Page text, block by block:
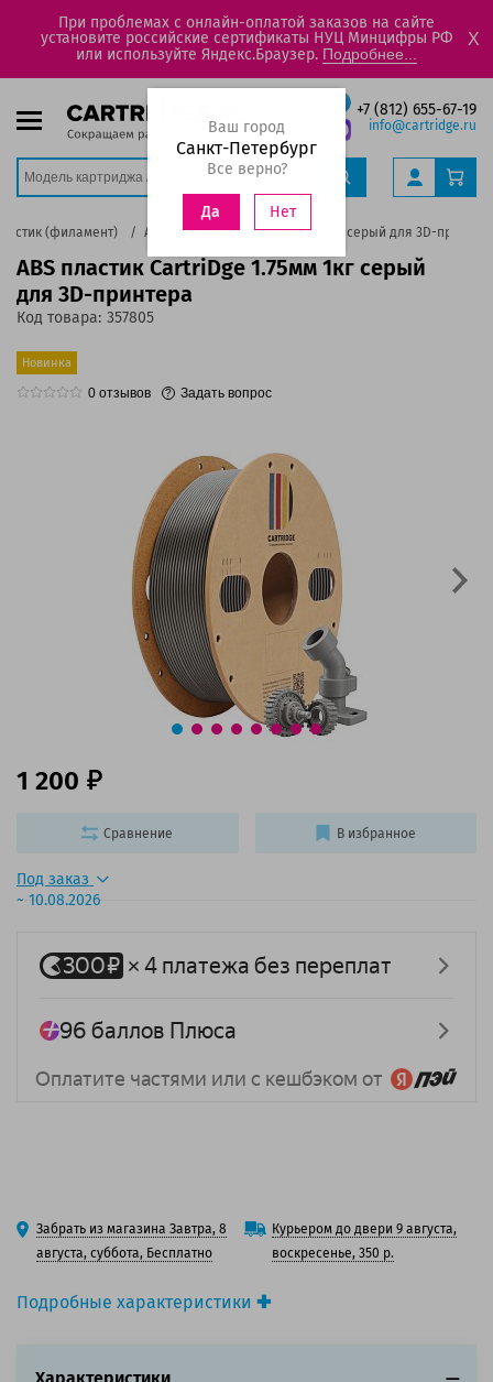
При проблемах с онлайн-оплатой заказов на сайте
установите российские сертификаты НУЦ Минцифры РФ
или используйте Яндекс.Браузер. Подробнее...
X
+7 (812) 655-67-19
info@cartridge.ru
Ваш город
Санкт-Петербург
Все верно?
Да Нет
(филамент) ABS пластик CartriDge 1.75мм 1кг серый для 3D-
ABS пластик CartriDge 1.75мм 1кг серый
для 3D-принтера
Код товара: 357805
Новинка
0 отзывов Задать вопрос
Подробные характеристики
Под заказ
~ 10.08.2026
1 200
Забрать из магазина Завтра, 8
августа, суббота, Бесплатно
Курьером до двери 9 августа,
воскресенье, 350 р.
Сравнение В избранное